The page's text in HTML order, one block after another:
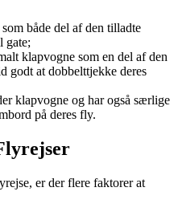
både del af den tilladte
gate;
klapvogne som en del af den
godt at dobbelttjekke deres
klapvogne og har også særlige
på deres fly.
er der flere faktorer at